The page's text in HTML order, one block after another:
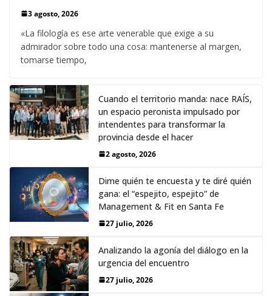
3 agosto, 2026
«La filología es ese arte venerable que exige a su
admirador sobre todo una cosa: mantenerse al margen,
tomarse tiempo,
Cuando el territorio manda: nace RAÍS,
un espacio peronista impulsado por
intendentes para transformar la
provincia desde el hacer
2 agosto, 2026
Dime quién te encuesta y te diré quién
gana: el “espejito, espejito” de
Management & Fit en Santa Fe
27 julio, 2026
Analizando la agonía del diálogo en la
urgencia del encuentro
27 julio, 2026